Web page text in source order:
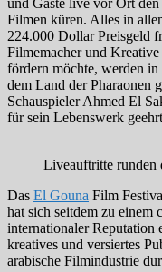
Filmen küren. Alles in
224.000 Dollar Preisgeld
Filmemacher und Kreative
fördern möchte, werden in
dem Land der Pharaonen
Schauspieler Ahmed El
für sein Lebenswerk
Liveauftritte runden
Das El Gouna Film
hat sich seitdem zu einem
internationaler Reputation
kreatives und versiertes
arabische Filmindustrie